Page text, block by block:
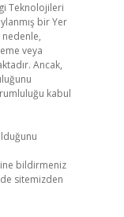
Teknolojileri
bir Yer
nedenle,
veya
Ancak,
kabul
bildirmeniz
sitemizden